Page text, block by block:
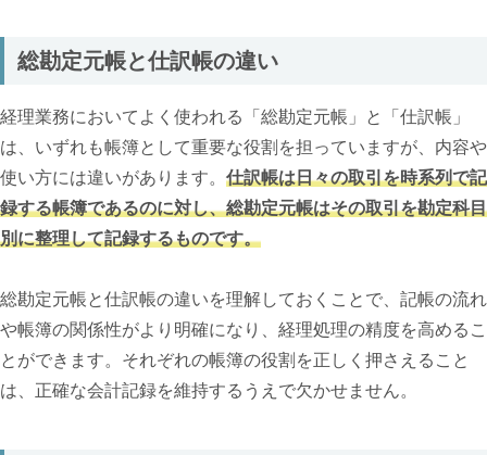
総勘定元帳と仕訳帳の違い
経理業務においてよく使われる「総勘定元帳」と「仕訳帳」
は、いずれも帳簿として重要な役割を担っていますが、内容や
使い方には違いがあります。 仕訳帳は日々の取引を時系列で記
録する帳簿であるのに対し、総勘定元帳はその取引を勘定科目
別に整理して記録するものです。
総勘定元帳と仕訳帳の違いを理解しておくことで、記帳の流れ
や帳簿の関係性がより明確になり、経理処理の精度を高めるこ
とができます。それぞれの帳簿の役割を正しく押さえること
は、正確な会計記録を維持するうえで欠かせません。